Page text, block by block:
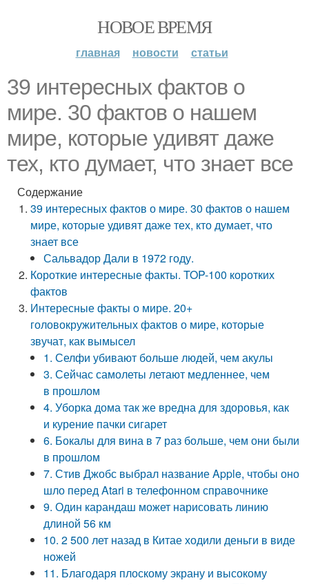
НОВОЕ ВРЕМЯ
главная новости статьи
39 интересных фактов о
мире. 30 фактов о нашем
мире, которые удивят даже
тех, кто думает, что знает все
Содержание
39 интересных фактов о мире. 30 фактов о нашем
мире, которые удивят даже тех, кто думает, что
знает все
Сальвадор Дали в 1972 году.
Короткие интересные факты. TOP-100 коротких
фактов
Интересные факты о мире. 20+
головокружительных фактов о мире, которые
звучат, как вымысел
1. Селфи убивают больше людей, чем акулы
3. Сейчас самолеты летают медленнее, чем
в прошлом
4. Уборка дома так же вредна для здоровья, как
и курение пачки сигарет
6. Бокалы для вина в 7 раз больше, чем они были
в прошлом
7. Стив Джобс выбрал название Apple, чтобы оно
шло перед Atari в телефонном справочнике
9. Один карандаш может нарисовать линию
длиной 56 км
10. 2 500 лет назад в Китае ходили деньги в виде
ножей
11. Благодаря плоскому экрану и высокому